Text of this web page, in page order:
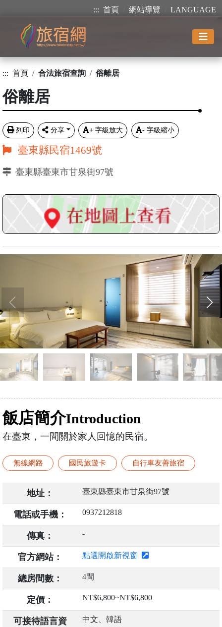
::: 首頁 網站導覽 LANGUAGE
::: 首頁 合法旅宿查詢 俗離居
俗離居
列印 分享 + 字級放大 - 字級縮小
臺東縣民宿1469號
臺東縣臺東市甘泉街97號
飯店簡介Introduction
在臺東，一間關於家人回憶的民宿。
無線網路 國民旅遊卡 自行車友善旅宿
地址： 臺東縣臺東市甘泉街97號
電話或手機： 0937212818
傳真： -
官方網站： 點選開啟新視窗
總房間數： 4間
定價： NT$6,800~NT$6,800
可接待語言資
中文、韓語